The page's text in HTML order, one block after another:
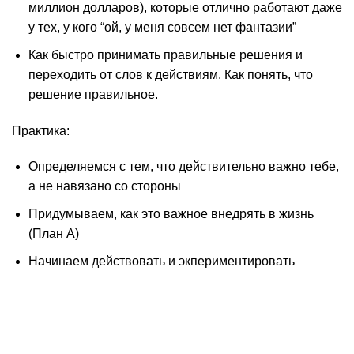
миллион долларов), которые отлично работают даже
у тех, у кого “ой, у меня совсем нет фантазии”
Как быстро принимать правильные решения и
переходить от слов к действиям. Как понять, что
решение правильное.
Практика:
Определяемся с тем, что действительно важно тебе,
а не навязано со стороны
Придумываем, как это важное внедрять в жизнь
(План А)
Начинаем действовать и экпериментировать